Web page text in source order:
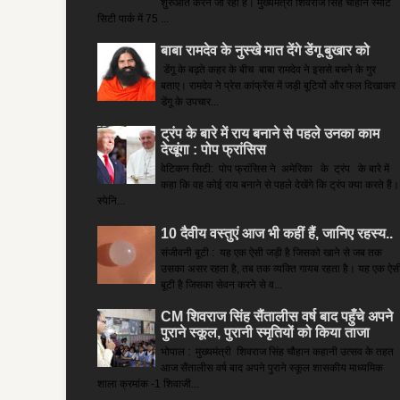
शुरुआत करने जा रही है। मुख्यमंत्री शिवराज सिंह चौहान स्मार्ट
सिटी पार्क में 75 ...
बाबा रामदेव के नुस्खे मात देंगे डेंगू बुखार को
डेंगू के बढ़ते कहर के बीच बाबा रामदेव ने इससे बचने के गुर
बताए। रामदेव ने प्रेस कांफ्रेंस में जड़ी बूटियों और फल दिखाकर
डेंगू के उपचार...
ट्रंप के बारे में राय बनाने से पहले उनका काम
देखूंगा : पोप फ्रांसिस
वेटिकन सिटी: पोप फ्रांसिस ने अमेरिका के ट्रंप के बारे में
कहा कि वह कोई राय बनाने से पहले देखेंगे कि ट्रंप क्या करते हैं।
स्पेनि...
10 दैवीय वस्तुएं आज भी कहीं हैं, जानिए रहस्य..
संजीवनी बूटी : यह एक ऐसी जड़ी है जिसको खाने से जब तक
उसका असर रहता है, तब तक व्यक्ति गायब रहता है। यह एक
बूटी है जिसका सेवन करने से व...
CM शिवराज सिंह सैंतालीस वर्ष बाद पहुँचे अपने
पुराने स्कूल, पुरानी स्मृतियों को किया ताजा
भोपाल : मुख्यमंत्री शिवराज सिंह चौहान कहानी उत्सव के तहत
आज सैंतालीस वर्ष बाद अपने पुराने स्कूल शासकीय माध्यमिक
शाला क्रमांक -1 शिवाजी...